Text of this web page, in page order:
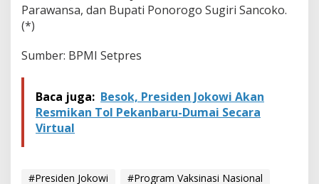
u
Parawansa, dan Bupati Ponorogo Sugiri Sancoko.
(*)
Sumber: BPMI Setpres
Baca juga: Besok, Presiden Jokowi Akan
Resmikan Tol Pekanbaru-Dumai Secara
Virtual
#Presiden Jokowi #Program Vaksinasi Nasional